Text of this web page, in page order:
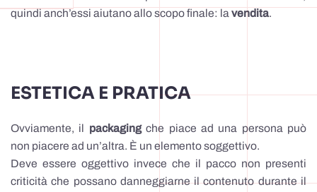
quindi anch’essi aiutano allo scopo finale: la vendita.
ESTETICA E PRATICA
Ovviamente, il packagingche piace ad una persona può
non piacere ad un’altra. È un elemento soggettivo.
Deve essere oggettivo invece che il pacco non presenti
criticità che possano danneggiarne il contenuto durante il